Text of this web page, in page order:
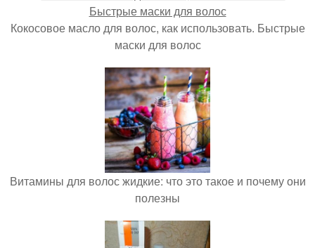
Кокосовое масло для волос, как использовать. Быстрые
маски для волос
Витамины для волос жидкие: что это такое и почему они
полезны